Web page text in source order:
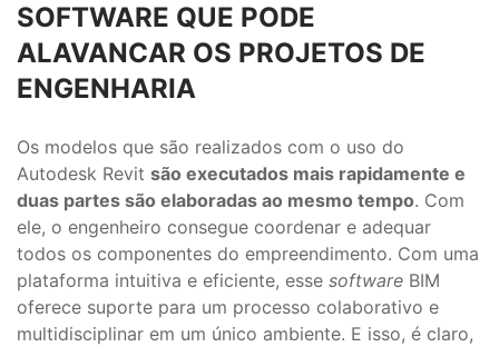
SOFTWARE QUE PODE
ALAVANCAR OS PROJETOS DE
ENGENHARIA
Os modelos que são realizados com o uso do
Autodesk Revit são executados mais rapidamente e
duas partes são elaboradas ao mesmo tempo. Com
ele, o engenheiro consegue coordenar e adequar
todos os componentes do empreendimento. Com uma
plataforma intuitiva e eficiente, esse software BIM
oferece suporte para um processo colaborativo e
multidisciplinar em um único ambiente. E isso, é claro,